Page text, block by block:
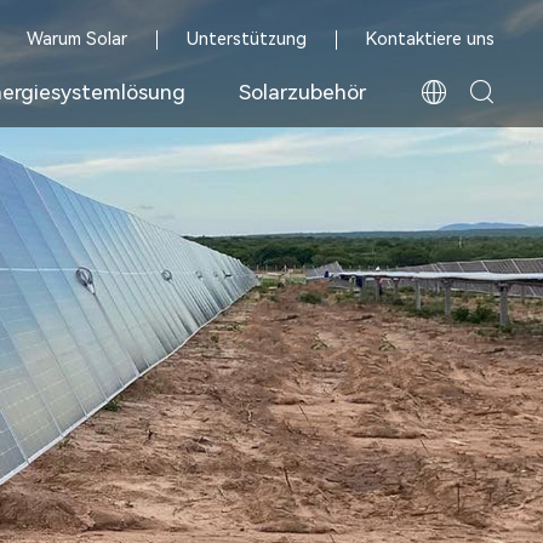
Warum Solar Unterstützung Kontaktiere uns
Solarzubehör